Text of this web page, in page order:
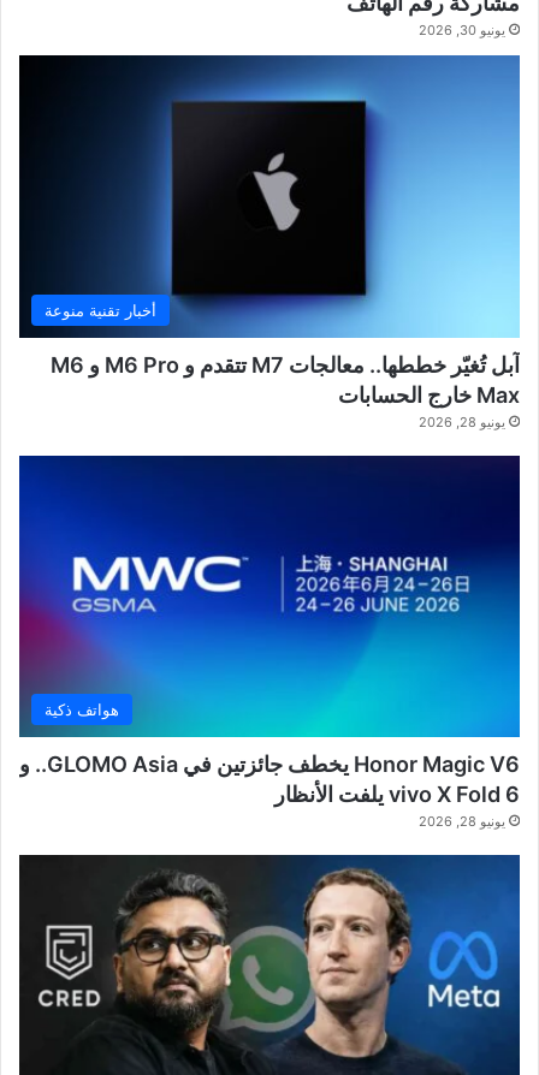
يونيو 30, 2026
أخبار تقنية منوعة
آبل تُغيّر خططها.. معالجات M7 تتقدم و M6 Pro و M6
Max خارج الحسابات
يونيو 28, 2026
هواتف ذكية
Honor Magic V6 يخطف جائزتين في GLOMO Asia.. و
vivo X Fold 6 يلفت الأنظار
يونيو 28, 2026